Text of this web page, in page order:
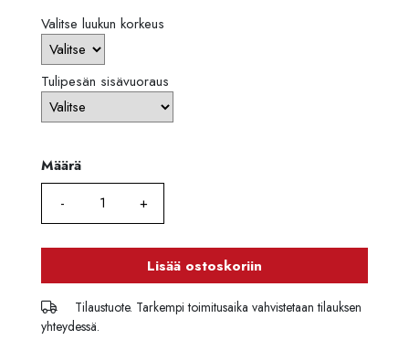
Valitse luukun korkeus
Tulipesän sisävuoraus
Määrä
Määrä
Lisää ostoskoriin
Tilaustuote. Tarkempi toimitusaika vahvistetaan tilauksen
yhteydessä.